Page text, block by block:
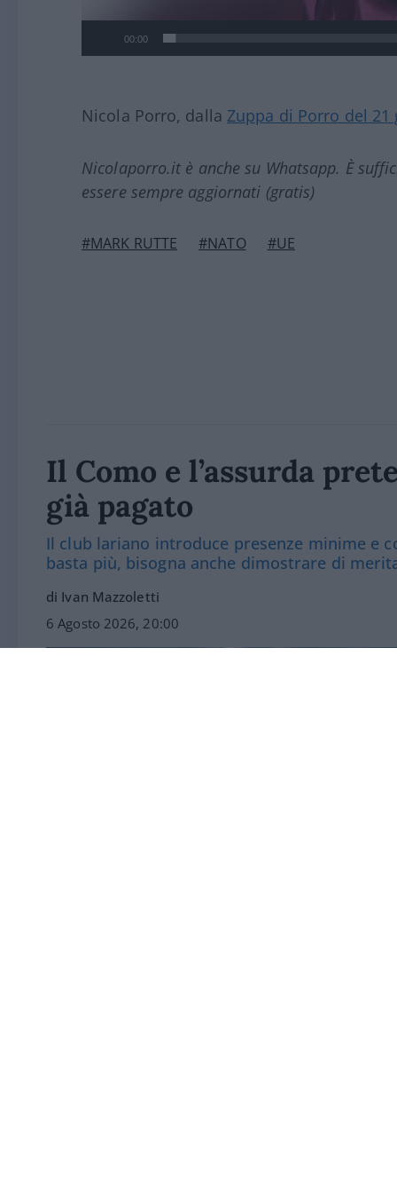
00:00
Nicola Porro, dalla Zuppa di Porro del 21
Nicolaporro.it è anche su Whatsapp. È
essere sempre aggiornati (gratis)
#MARK RUTTE #NATO #UE
Il Como e l’assurda
già pagato
Il club lariano introduce presenze minime e
basta più, bisogna anche dimostrare di
di Ivan Mazzoletti
6 Agosto 2026, 20:00